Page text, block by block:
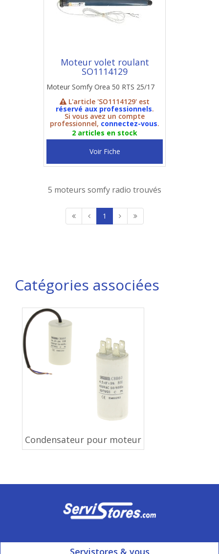
Moteur volet roulant
SO1114129
Moteur Somfy Orea 50 RTS 25/17
L'article 'SO1114129' est
réservé aux professionnels.
Si vous avez un compte
professionnel, connectez-vous.
2 articles en stock
Voir Fiche
5 moteurs somfy radio trouvés
1
Catégories associées
Condensateur pour moteur
Servistores & vous